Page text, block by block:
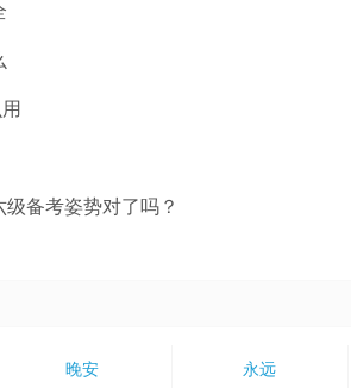
备考姿势对了吗？
晚安 永远